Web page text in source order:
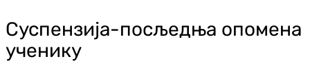
Суспензија-посљедња опомена
ученику